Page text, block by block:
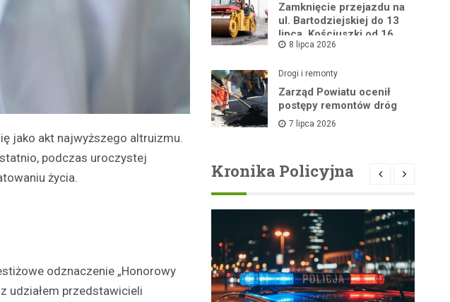
jako akt najwyższego altruizmu.
podczas uroczystej
życia.
odznaczenie „Honorowy
udziałem przedstawicieli
Zamknięcie przejazdu na
ul. Bartodziejskiej do 13
lipca, Kościuszki od 16
lipca8 lipca 2026
Drogi i remonty
Zarząd Powiatu ocenił
postępy remontów dróg
7 lipca 2026
Kronika Policyjna